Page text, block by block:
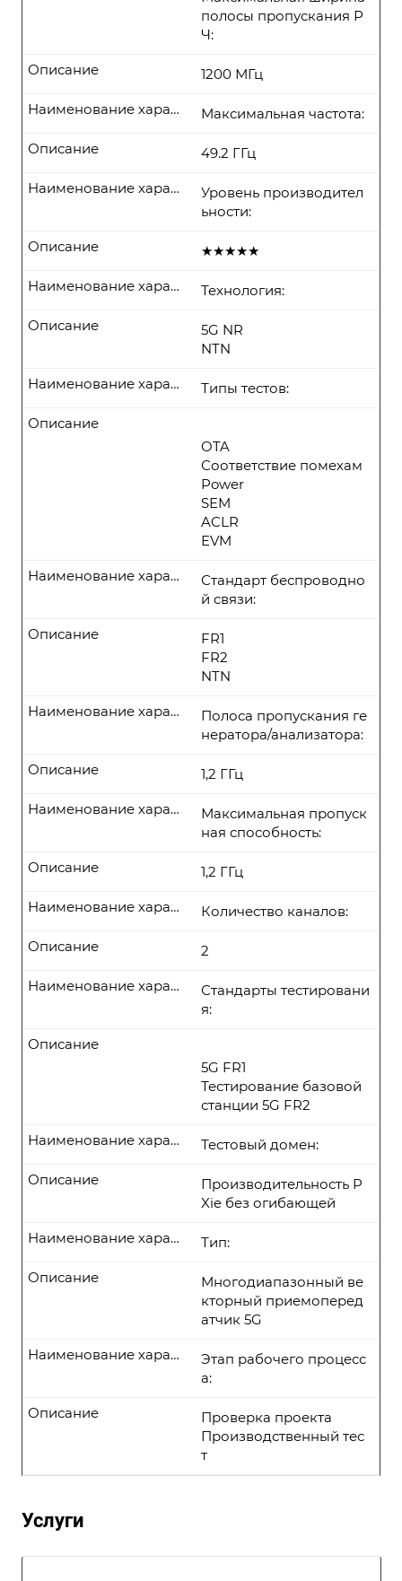
полосы пропускания Р
Ч:
1200 МГц
Описание
Максимальная частота:
Наименование характеристики
49.2 ГГц
Описание
Уровень производител
ьности:
Наименование характеристики
★★★★★
Описание
Технология:
Наименование характеристики
5G NR
NTN
Описание
Типы тестов:
Наименование характеристики
OTA
Соответствие помехам
Power
SEM
ACLR
EVM
Описание
Стандарт беспроводно
й связи:
Наименование характеристики
FR1
FR2
NTN
Описание
Полоса пропускания ге
нератора/анализатора:
Наименование характеристики
1,2 ГГц
Описание
Максимальная пропуск
ная способность:
Наименование характеристики
1,2 ГГц
Описание
Количество каналов:
Наименование характеристики
2
Описание
Стандарты тестировани
я:
Наименование характеристики
5G FR1
Тестирование базовой
станции 5G FR2
Описание
Тестовый домен:
Наименование характеристики
Производительность P
Xie без огибающей
Описание
Тип:
Наименование характеристики
Многодиапазонный ве
кторный приемоперед
атчик 5G
Описание
Этап рабочего процесс
а:
Наименование характеристики
Проверка проекта
Производственный тес
т
Описание
Услуги